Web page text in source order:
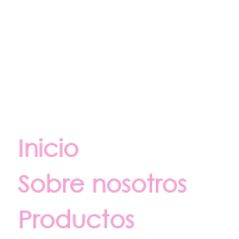
Inicio
Sobre nosotros
Productos